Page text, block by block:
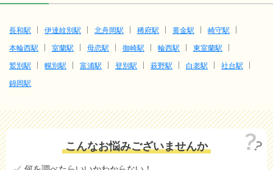
長和駅 伊達紋別駅 北舟岡駅 稀府駅 黄金駅
崎守駅
本輪西駅
室蘭駅 母恋駅 御崎駅 輪西駅
東室蘭駅
鷲別駅
幌別駅 富浦駅 登別駅 萩野駅 白老駅
社台駅
錦岡駅
こんなお悩みございませんか